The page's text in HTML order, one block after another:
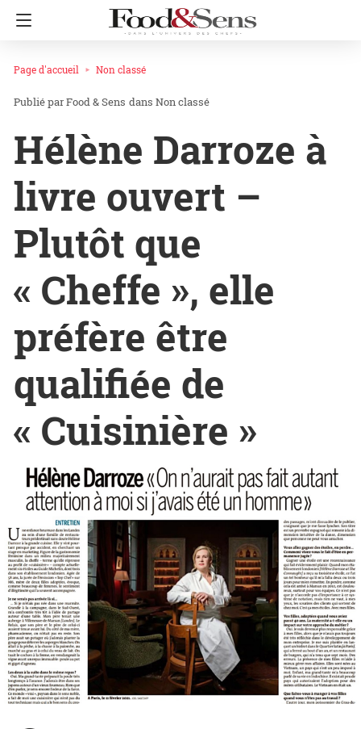
Page d'accueil Non classé
Food & Sens dans Non classé
Hélène Darroze à
livre ouvert –
Plutôt que
« Cheffe », elle
préfère être
qualifiée de
« Cuisinière »